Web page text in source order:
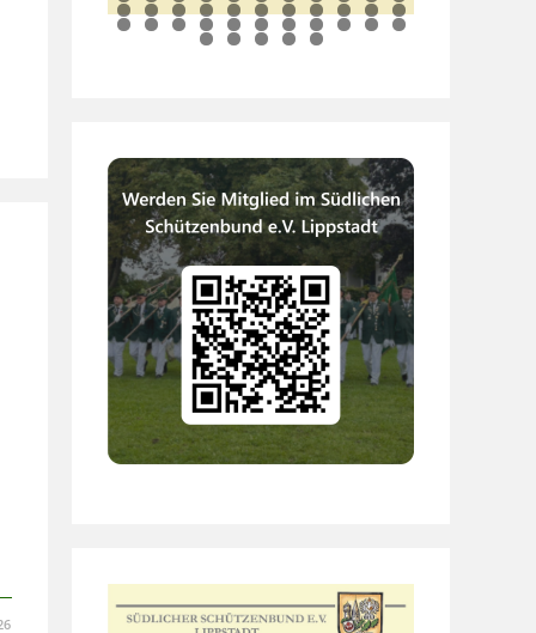
3 4 5 6 7 8 9 0 1 2 3
4 5 6 7 8 9 0 1 2 3 4
5 6 7 8 9 0 1 2 3 4 5
6 7 8 9 0